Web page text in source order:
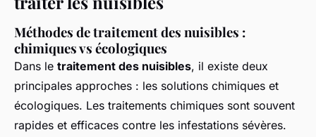
Méthodes de traitement des nuisibles :
chimiques vs écologiques
Dans le traitement des nuisibles, il existe deux
principales approches : les solutions chimiques et
écologiques. Les traitements chimiques sont souvent
rapides et efficaces contre les infestations sévères.